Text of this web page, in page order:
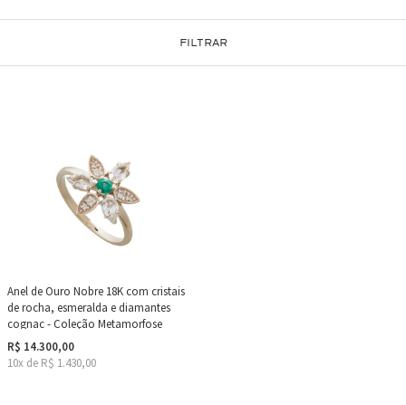
FILTRAR
Anel de Ouro Nobre 18K com cristais
de rocha, esmeralda e diamantes
cognac - Coleção Metamorfose
R$ 14.300,00
10x de R$ 1.430,00